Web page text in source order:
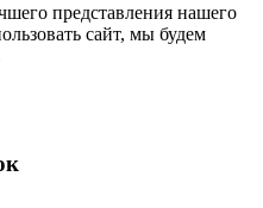
представления нашего
сайт, мы будем